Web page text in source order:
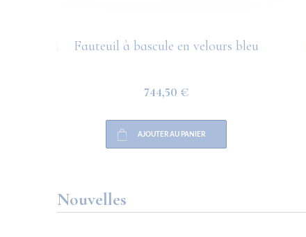
bleu ciel Fauteuil à bascule en velours bleu
744,50 €
AJOUTER AU PANIER
Nouvelles